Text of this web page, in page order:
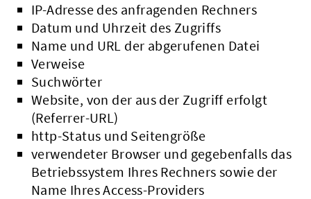
IP-Adresse des anfragenden Rechners
Datum und Uhrzeit des Zugriffs
Name und URL der abgerufenen Datei
Verweise
Suchwörter
Website, von der aus der Zugriff erfolgt
(Referrer-URL)
http-Status und Seitengröße
verwendeter Browser und gegebenfalls das
Betriebssystem Ihres Rechners sowie der
Name Ihres Access-Providers